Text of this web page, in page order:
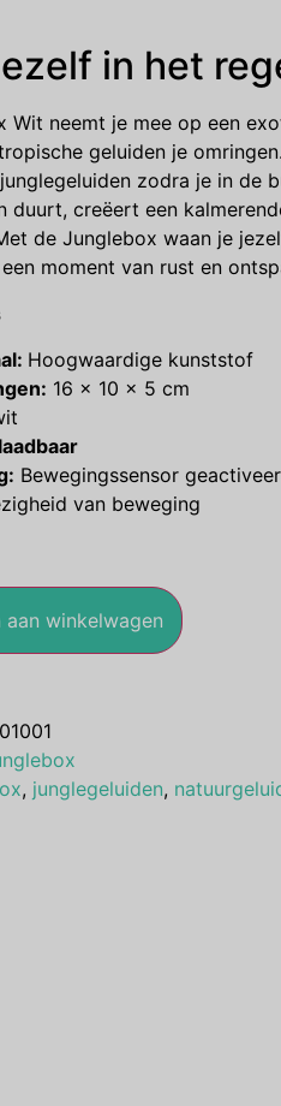
in het
Wit neemt je mee op een
geluiden je
zodra je in de
duurt, creëert een
de Junglebox waan je
moment van rust en
Hoogwaardige kunststof
16 x 10 x 5 cm
Bewegingssensor
van beweging
aan winkelwagen
, junglegeluiden,